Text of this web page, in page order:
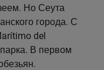
Но Сеута
города. С
del
В первом